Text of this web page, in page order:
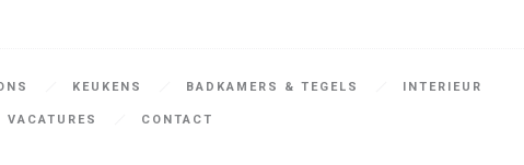
KEUKENS BADKAMERS & TEGELS INTERIEUR
VACATURES CONTACT